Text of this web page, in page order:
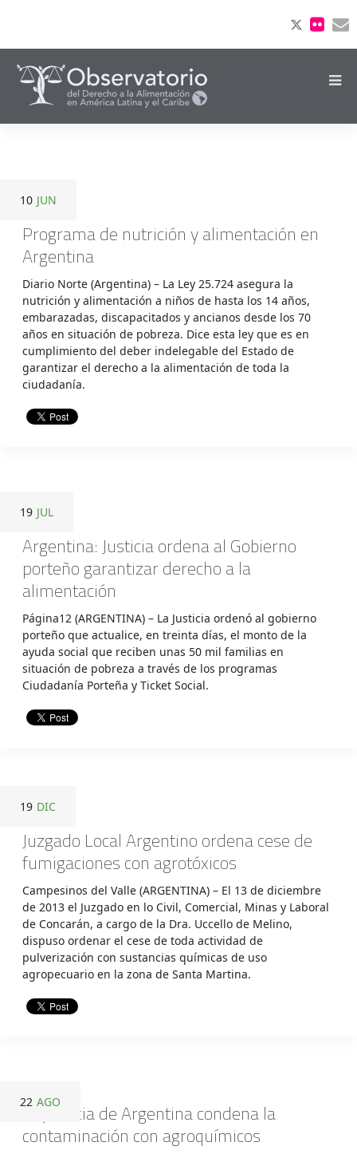
10 JUN
Programa de nutrición y alimentación en
Argentina
Diario Norte (Argentina) – La Ley 25.724 asegura la
nutrición y alimentación a niños de hasta los 14 años,
embarazadas, discapacitados y ancianos desde los 70
años en situación de pobreza. Dice esta ley que es en
cumplimiento del deber indelegable del Estado de
garantizar el derecho a la alimentación de toda la
ciudadanía.
19 JUL
Argentina: Justicia ordena al Gobierno
porteño garantizar derecho a la
alimentación
Página12 (ARGENTINA) – La Justicia ordenó al gobierno
porteño que actualice, en treinta días, el monto de la
ayuda social que reciben unas 50 mil familias en
situación de pobreza a través de los programas
Ciudadanía Porteña y Ticket Social.
19 DIC
Juzgado Local Argentino ordena cese de
fumigaciones con agrotóxicos
Campesinos del Valle (ARGENTINA) – El 13 de diciembre
de 2013 el Juzgado en lo Civil, Comercial, Minas y Laboral
de Concarán, a cargo de la Dra. Uccello de Melino,
dispuso ordenar el cese de toda actividad de
pulverización con sustancias químicas de uso
agropecuario en la zona de Santa Martina.
22 AGO
La justicia de Argentina condena la
contaminación con agroquímicos